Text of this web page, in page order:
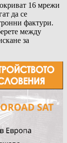
16 мрежи
да се
фактури.
между
за